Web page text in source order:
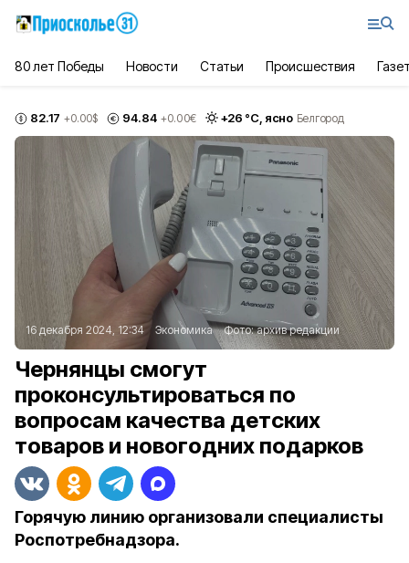
80 лет Победы Новости Статьи Происшествия
82.17 +0.00$ 94.84 +0.00€ +26 °С, ясно Белгород
16 декабря 2024, 12:34 Экономика Фото:архив редакции
Чернянцы смогут
проконсультироваться по
вопросам качества детских
товаров и новогодних подарков
Горячую линию организовали специалисты
Роспотребнадзора.